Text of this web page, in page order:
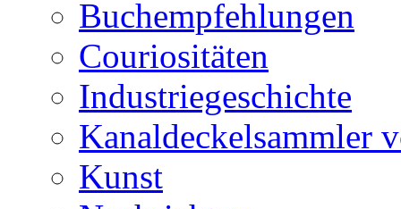
Buchempfehlungen
Couriositäten
Industriegeschichte
Kanaldeckelsammler
Kunst